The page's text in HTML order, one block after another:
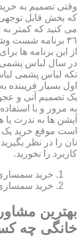
وقتی تصمیم به
که بخش قابل توجهی
می کنید که کمتر به
٣٦ برنامه شست
از این برنامه
در سال لباس پشمی
تکه لباس پشمی
اول بسیار
یک تصمیم آنی و
به مرور و با
آپشن ها به ندرت یا
است موقع خرید یک
تان را در نظر
کاربرد را نخورید.
خرید
خرید سمساری
بهترین
خانگی چه